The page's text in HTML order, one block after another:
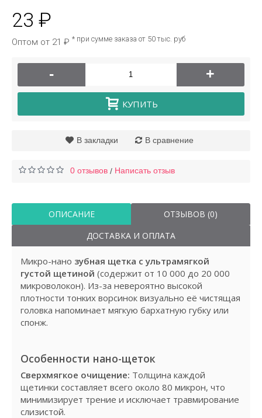
23 ₽
Оптом от 21 ₽ * при сумме заказа от 50 тыс. руб
- +
КУПИТЬ
В закладки В сравнение
0 отзывов / Написать отзыв
ОПИСАНИЕ
ОТЗЫВОВ (0)
ДОСТАВКА И ОПЛАТА
Микро-нано зубная щетка с ультрамягкой
густой щетиной (содержит от 10 000 до 20 000
микроволокон). Из-за невероятно высокой
плотности тонких ворсинок визуально её чистящая
головка напоминает мягкую бархатную губку или
спонж.
Особенности нано-щеток
Сверхмягкое очищение: Толщина каждой
щетинки составляет всего около 80 микрон, что
минимизирует трение и исключает травмирование
слизистой.